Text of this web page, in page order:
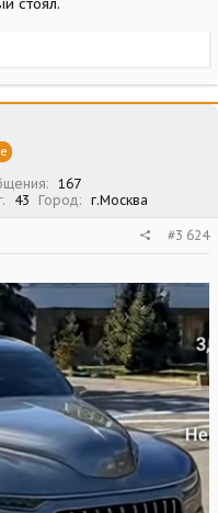
стоял.
167
43 Город г.Москва
#3 624